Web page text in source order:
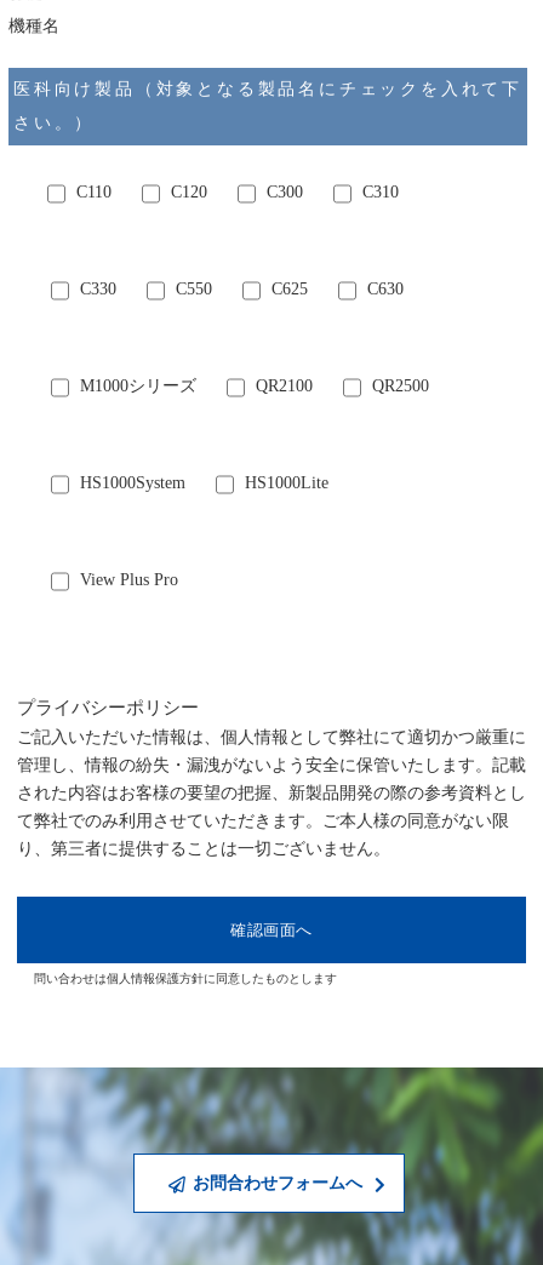
機種名
医科向け製品（対象となる製品名にチェックを入れて下
さい。）
C110 C120 C300 C310
C330 C550 C625 C630
M1000シリーズ QR2100 QR2500
HS1000System HS1000Lite
View Plus Pro
プライバシーポリシー
ご記入いただいた情報は、個人情報として弊社にて適切かつ厳重に
管理し、情報の紛失・漏洩がないよう安全に保管いたします。記載
された内容はお客様の要望の把握、新製品開発の際の参考資料とし
て弊社でのみ利用させていただきます。ご本人様の同意がない限
り、第三者に提供することは一切ございません。
問い合わせは個人情報保護方針に同意したものとします
お問合わせフォームへ